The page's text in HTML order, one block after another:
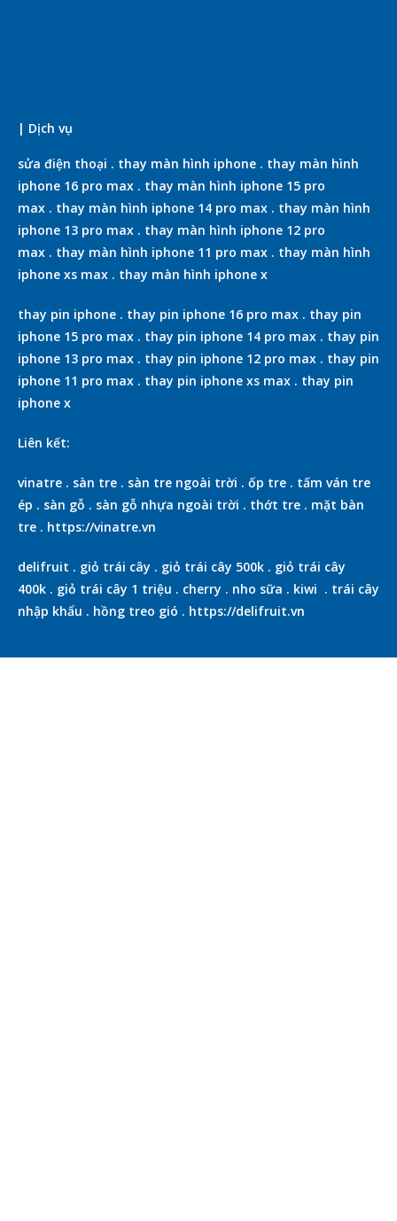
| Dịch vụ
sửa điện thoại . thay màn hình iphone . thay màn hình
iphone 16 pro max . thay màn hình iphone 15 pro
max . thay màn hình iphone 14 pro max . thay màn hình
iphone 13 pro max . thay màn hình iphone 12 pro
max . thay màn hình iphone 11 pro max . thay màn hình
iphone xs max . thay màn hình iphone x
thay pin iphone . thay pin iphone 16 pro max . thay pin
iphone 15 pro max . thay pin iphone 14 pro max . thay pin
iphone 13 pro max . thay pin iphone 12 pro max . thay pin
iphone 11 pro max . thay pin iphone xs max . thay pin
iphone x
Liên kết:
vinatre . sàn tre . sàn tre ngoài trời . ốp tre . tấm ván tre
ép . sàn gỗ . sàn gỗ nhựa ngoài trời . thớt tre . mặt bàn
tre . https://vinatre.vn
delifruit . giỏ trái cây . giỏ trái cây 500k . giỏ trái cây
400k . giỏ trái cây 1 triệu . cherry . nho sữa . kiwi . trái cây
nhập khẩu . hồng treo gió . https://delifruit.vn